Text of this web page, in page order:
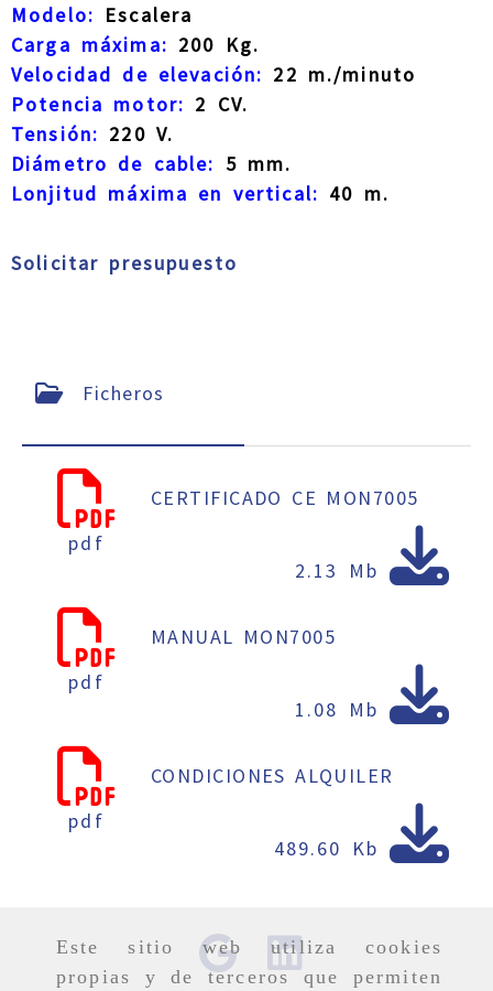
Este sitio web utiliza cookies
propias y de terceros que permiten
Modelo: Escalera
Carga máxima: 200 Kg.
Velocidad de elevación: 22 m./minuto
Potencia motor: 2 CV.
Tensión: 220 V.
Diámetro de cable: 5 mm.
Lonjitud máxima en vertical: 40 m.
Solicitar presupuesto
Ficheros
pdf
CERTIFICADO CE MON7005
2.13 Mb
pdf
MANUAL MON7005
1.08 Mb
pdf
CONDICIONES ALQUILER
489.60 Kb